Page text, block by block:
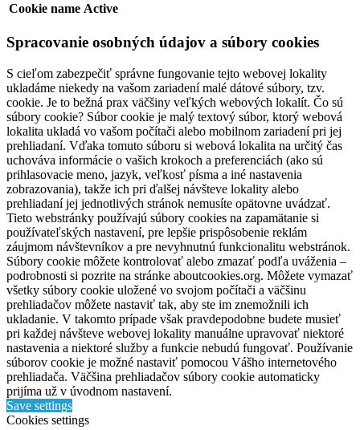
Cookie name Active
Spracovanie osobných údajov a súbory cookies
S cieľom zabezpečiť správne fungovanie tejto webovej lokality
ukladáme niekedy na vašom zariadení malé dátové súbory, tzv.
cookie. Je to bežná prax väčšiny veľkých webových lokalít. Čo sú
súbory cookie? Súbor cookie je malý textový súbor, ktorý webová
lokalita ukladá vo vašom počítači alebo mobilnom zariadení pri jej
prehliadaní. Vďaka tomuto súboru si webová lokalita na určitý čas
uchováva informácie o vašich krokoch a preferenciách (ako sú
prihlasovacie meno, jazyk, veľkosť písma a iné nastavenia
zobrazovania), takže ich pri ďalšej návšteve lokality alebo
prehliadaní jej jednotlivých stránok nemusíte opätovne uvádzať.
Tieto webstránky používajú súbory cookies na zapamätanie si
používateľských nastavení, pre lepšie prispôsobenie reklám
záujmom návštevníkov a pre nevyhnutnú funkcionalitu webstránok.
Súbory cookie môžete kontrolovať alebo zmazať podľa uváženia –
podrobnosti si pozrite na stránke aboutcookies.org. Môžete vymazať
všetky súbory cookie uložené vo svojom počítači a väčšinu
prehliadačov môžete nastaviť tak, aby ste im znemožnili ich
ukladanie. V takomto prípade však pravdepodobne budete musieť
pri každej návšteve webovej lokality manuálne upravovať niektoré
nastavenia a niektoré služby a funkcie nebudú fungovať. Používanie
súborov cookie je možné nastaviť pomocou Vášho internetového
prehliadača. Väčšina prehliadačov súbory cookie automaticky
prijíma už v úvodnom nastavení.
Save settings
Cookies settings